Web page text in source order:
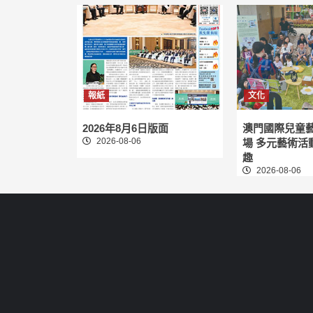
報紙
2026年8月6日版面
2026-08-06
文化
澳門國際兒童
場 多元藝術活
趣
2026-08-06